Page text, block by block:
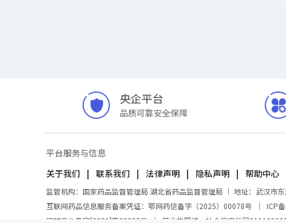
央企平台
品质可靠安全保障
平台服务与信息
关于我们
联系我们 法律声明 隐私声明 帮助中心
监管机构：国家药品监督管理局 湖北省药品监督管理局 ｜ 地址：武汉市
互联网药品信息服务备案凭证：鄂网药信备字（2025）00078号
｜ ICP
网械平台备字[2021]第00002号
｜ 营业执照统一社会信用代码